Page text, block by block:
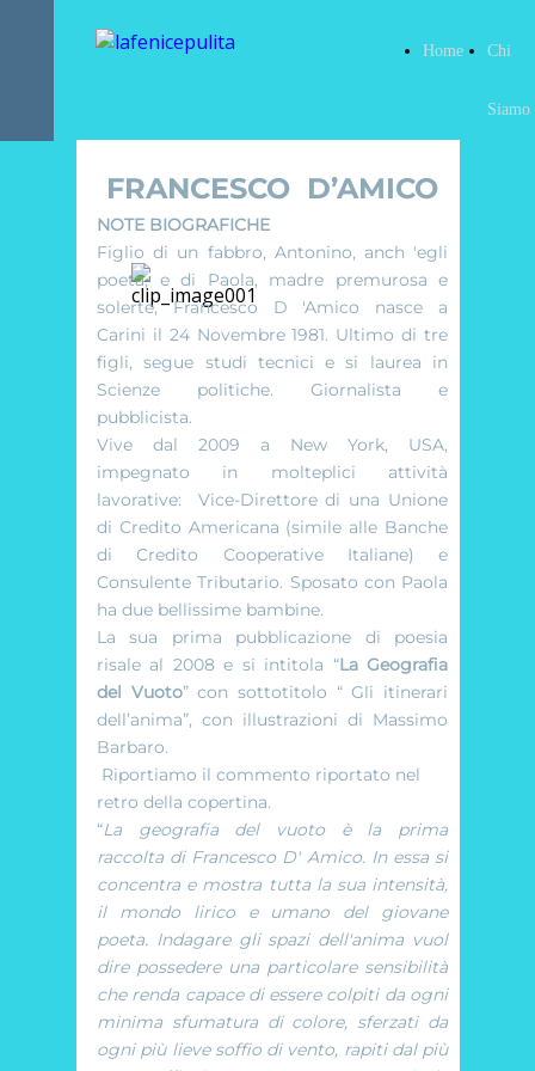
Home Chi
Siamo
FRANCESCO D’AMICO
NOTE BIOGRAFICHE
Figlio di un fabbro, Antonino, anch 'egli
poeta, e di Paola, madre premurosa e
solerte, Francesco D 'Amico nasce a
Carini il 24 Novembre 1981. Ultimo di tre
figli, segue studi tecnici e si laurea in
Scienze politiche. Giornalista e
pubblicista.
Vive dal 2009 a New York, USA,
impegnato in molteplici attività
lavorative: Vice-Direttore di una Unione
di Credito Americana (simile alle Banche
di Credito Cooperative Italiane) e
Consulente Tributario. Sposato con Paola
ha due bellissime bambine.
La sua prima pubblicazione di poesia
risale al 2008 e si intitola “La Geografia
del Vuoto” con sottotitolo “ Gli itinerari
dell’anima”, con illustrazioni di Massimo
Barbaro.
Riportiamo il commento riportato nel
retro della copertina.
“La geografia del vuoto è la prima
raccolta di Francesco D' Amico. In essa si
concentra e mostra tutta la sua intensità,
il mondo lirico e umano del giovane
poeta. Indagare gli spazi dell'anima vuol
dire possedere una particolare sensibilità
che renda capace di essere colpiti da ogni
minima sfumatura di colore, sferzati da
ogni più lieve soffio di vento, rapiti dal più